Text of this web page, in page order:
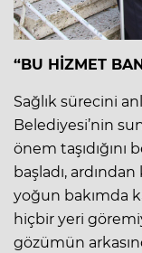
“BU HİZMET
Sağlık sürecini
Belediyesi’nin
önem taşıdığını
başladı,
yoğun bakımda
hiçbir yeri
gözümün